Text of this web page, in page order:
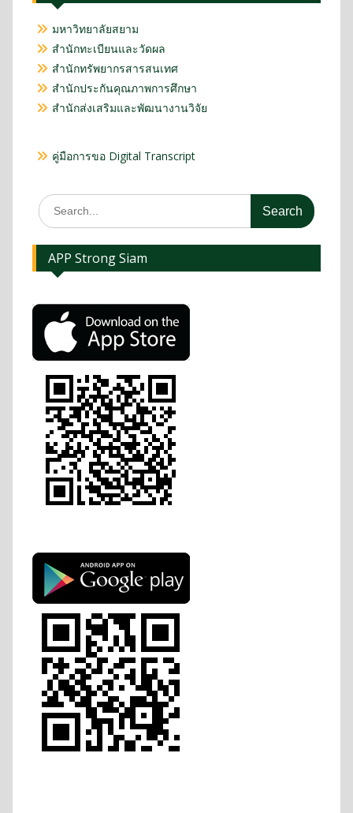
มหาวิทยาลัยสยาม
สำนักทะเบียนและวัดผล
สำนักทรัพยากรสารสนเทศ
สำนักประกันคุณภาพการศึกษา
สำนักส่งเสริมและพัฒนางานวิจัย
คู่มือการขอ Digital Transcript
APP Strong Siam